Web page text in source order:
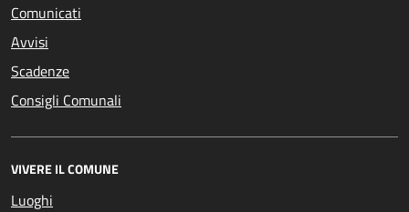
Comunicati
Avvisi
Scadenze
Consigli Comunali
VIVERE IL COMUNE
Luoghi